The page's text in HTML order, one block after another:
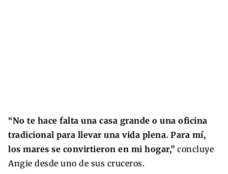
“No te hace falta una casa grande o una oficina
tradicional para llevar una vida plena. Para mí,
los mares se convirtieron en mi hogar,” concluye
Angie desde uno de sus cruceros.